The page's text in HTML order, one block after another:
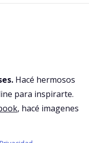
Hacé hermosos
para inspirarte.
, hacé imagenes